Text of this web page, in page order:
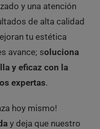
y una atención
de alta calidad
tu estética
avance; soluciona
y eficaz con la
expertas.
hoy mismo!
y deja que nuestro